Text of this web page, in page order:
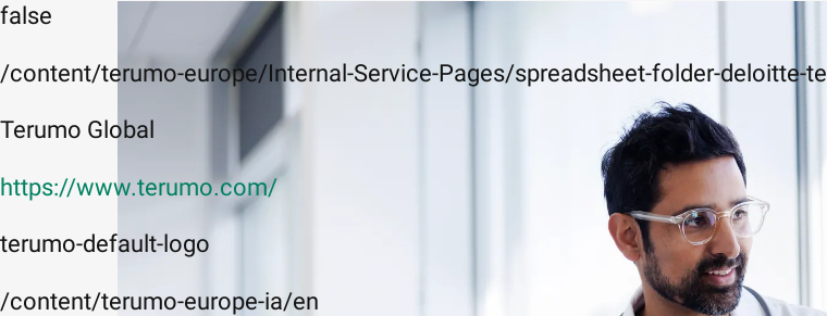
false
/content/terumo-europe/Internal-Service-Pages/spreadsheet-folder-deloitte-
Terumo Global
https://www.terumo.com/
terumo-default-logo
/content/terumo-europe-ia/en